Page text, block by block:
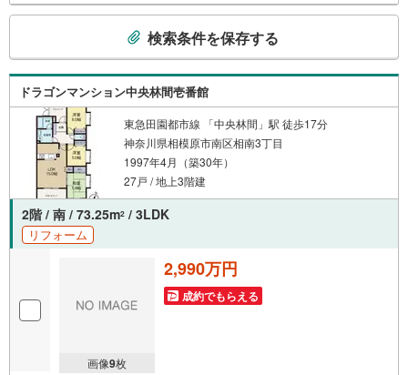
設計致します。私達は様々なご要望にお応え致します！
【コロナウイルス予防対策実施中】〇ご入店時の検温とア
ルコール除菌を設置しております〇接客ブースでは、お席
の間隔を通常より広くお取りします〇全営業車に乗降車時
の消毒、除菌シート等を常備しております〇物件見学用に
使い捨てスリッパ・使い捨て手袋をご用意します。
検
条
を
け
・
条
検索条件を保存する
ドラゴンマンション中央林間壱番館
東急田園都市線 「中央林間」駅 徒歩17分
神奈川県相模原市南区相南3丁目
1997年4月（築30年）
27戸 / 地上3階建
2階 / 南 / 73.25m2 / 3LDK
リフォーム
画像9枚
2,990万円
成約でもらえる